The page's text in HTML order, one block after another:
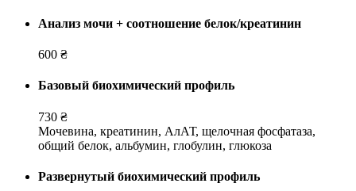
Анализ мочи + соотношение белок/креатинин
600 ₴
Базовый биохимический профиль
730 ₴
Мочевина, креатинин, АлАТ, щелочная фосфатаза,
общий белок, альбумин, глобулин, глюкоза
Развернутый биохимический профиль